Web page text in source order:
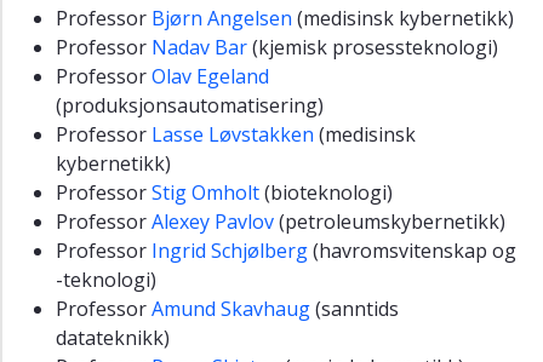
Professor Bjørn Angelsen (medisinsk kybernetikk)
Professor Nadav Bar(kjemisk prosessteknologi)
ProfessorOlav Egeland
(produksjonsautomatisering)
Professor Lasse Løvstakken (medisinsk
kybernetikk)
ProfessorStig Omholt(bioteknologi)
ProfessorAlexey Pavlov(petroleumskybernetikk)
Professor Ingrid Schjølberg(havromsvitenskap og
-teknologi)
ProfessorAmund Skavhaug(sanntids
datateknikk)